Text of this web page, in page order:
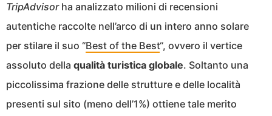
TripAdvisorha analizzato milioni di recensioni
autentiche raccolte nell’arco di un intero anno solare
per stilare il suo “Best of the Best“, ovvero il vertice
assoluto della qualità turistica globale. Soltanto una
piccolissima frazione delle strutture e delle località
presenti sul sito (meno dell’1%) ottiene tale merito